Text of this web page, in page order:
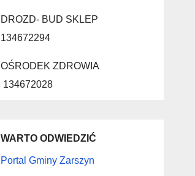
DROZD- BUD SKLEP
134672294
OŚRODEK ZDROWIA
134672028
WARTO ODWIEDZIĆ
Portal Gminy Zarszyn